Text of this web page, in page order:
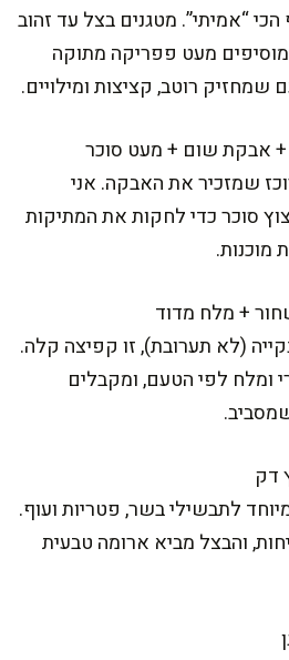
“אמיתי”. מטגנים בצל עד זהוב
מעט פפריקה מתוקה
רוטב, קציצות ומילויים.
שמזכיר את האבקה. אני
סוכר כדי לחקות את המתיקות
מוכנות.
(לא תערובת), זו קפיצה קלה.
ומלח לפי הטעם, ומקבלים
לתבשילי בשר, פטריות ועוף.
והבצל מביא ארומה טבעית